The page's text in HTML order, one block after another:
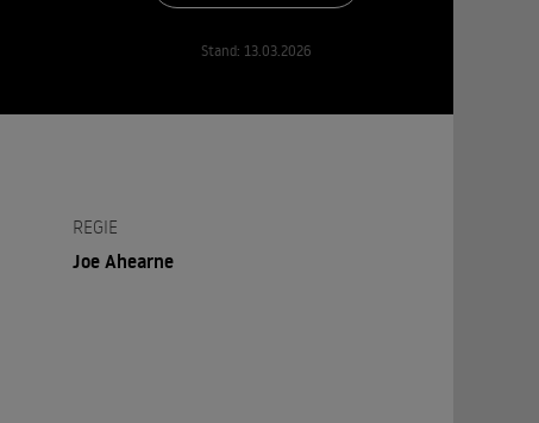
Stand: 13.03.2026
REGIE
Joe Ahearne